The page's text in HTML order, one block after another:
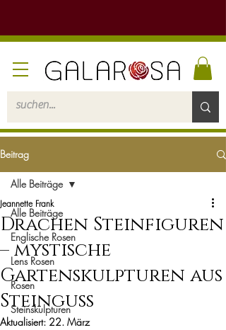
Beitrag
Alle Beiträge
Englische Rosen
Lens Rosen
Rosen
Steinskulpturen
Alle Beiträge
Drachen Steinfiguren
– mystische
Gartenskulpturen aus
Steinguss
Jeannette Frank
Aktualisiert: 22. März